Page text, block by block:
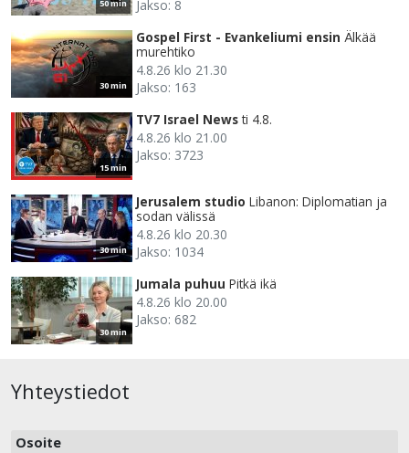
50 min
Jakso: 8
30 min
Gospel First - Evankeliumi ensin Älkää
murehtiko
4.8.26 klo 21.30
Jakso: 163
15 min
TV7 Israel News ti 4.8.
4.8.26 klo 21.00
Jakso: 3723
30 min
Jerusalem studio Libanon: Diplomatian ja
sodan välissä
4.8.26 klo 20.30
Jakso: 1034
30 min
Jumala puhuu Pitkä ikä
4.8.26 klo 20.00
Jakso: 682
Yhteystiedot
Osoite